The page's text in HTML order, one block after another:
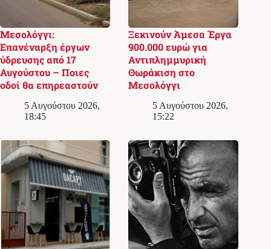
Μεσολόγγι:
Επανέναρξη έργων
ύδρευσης από 17
Αυγούστου – Ποιες
οδοί θα επηρεαστούν
5 Αυγούστου 2026,
18:45
Ξεκινούν Άμεσα Έργα
900.000 ευρώ για
Αντιπλημμυρική
Θωράκιση στο
Μεσολόγγι
5 Αυγούστου 2026,
15:22